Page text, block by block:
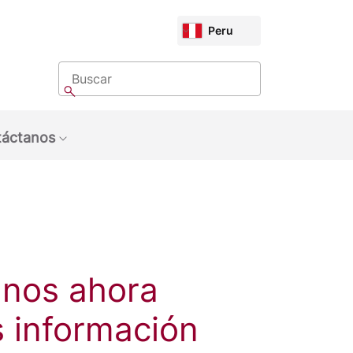
CHOOSE
MARKET
Peru
Buscar
Buscar
ahora
información